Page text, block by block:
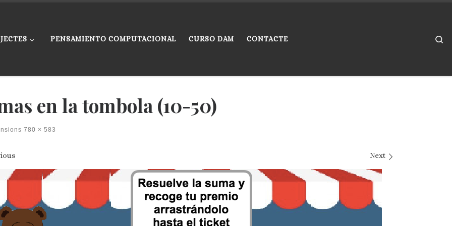
PENSAMIENTO COMPUTACIONAL CURSO DAM CONTACTE
en la tombola (10-50)
780 × 583
navigation Next